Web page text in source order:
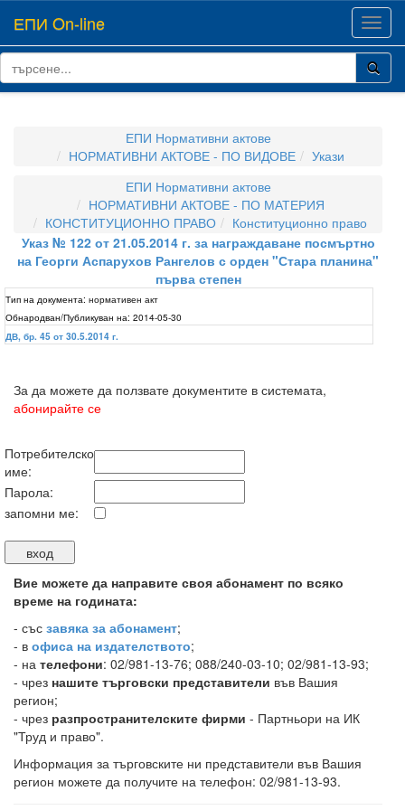
ЕПИ On-line
ЕПИ Нормативни актове
НОРМАТИВНИ АКТОВЕ - ПО ВИДОВЕ
Укази
ЕПИ Нормативни актове
НОРМАТИВНИ АКТОВЕ - ПО МАТЕРИЯ
КОНСТИТУЦИОННО ПРАВО
Конституционно право
Указ № 122 от 21.05.2014 г. за награждаване посмъртно
на Георги Аспарухов Рангелов с орден "Стара планина"
първа степен
Тип на документа: нормативен акт
Обнародван/Публикуван на: 2014-05-30
ДВ, бр. 45 от 30.5.2014 г.
За да можете да ползвате документите в системата,
абонирайте се
Потребителско
име:
Парола:
запомни ме:
Вие можете да направите своя абонамент по всяко
време на годината:
- със завяка за абонамент;
- в офиса на издателството;
- на телефони: 02/981-13-76; 088/240-03-10; 02/981-13-93;
- чрез нашите търговски представители във Вашия
регион;
- чрез разпространителските фирми - Партньори на ИК
"Труд и право".
Информация за търговските ни представители във Вашия
регион можете да получите на телефон: 02/981-13-93.